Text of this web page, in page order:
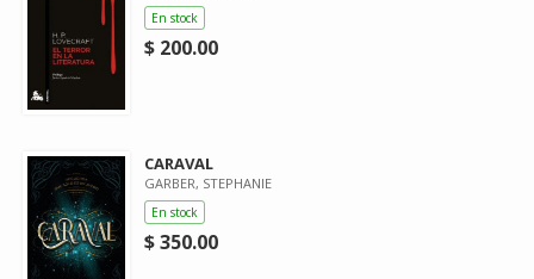
En stock
$ 200.00
CARAVAL
GARBER, STEPHANIE
En stock
$ 350.00